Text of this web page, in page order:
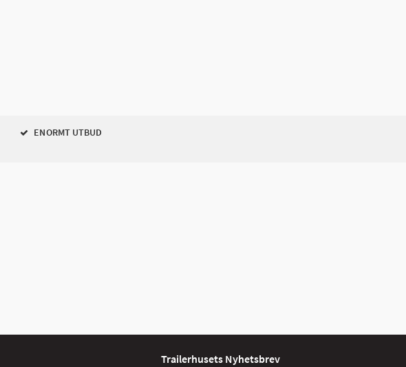
ENORMT UTBUD
Trailerhusets Nyhetsbrev